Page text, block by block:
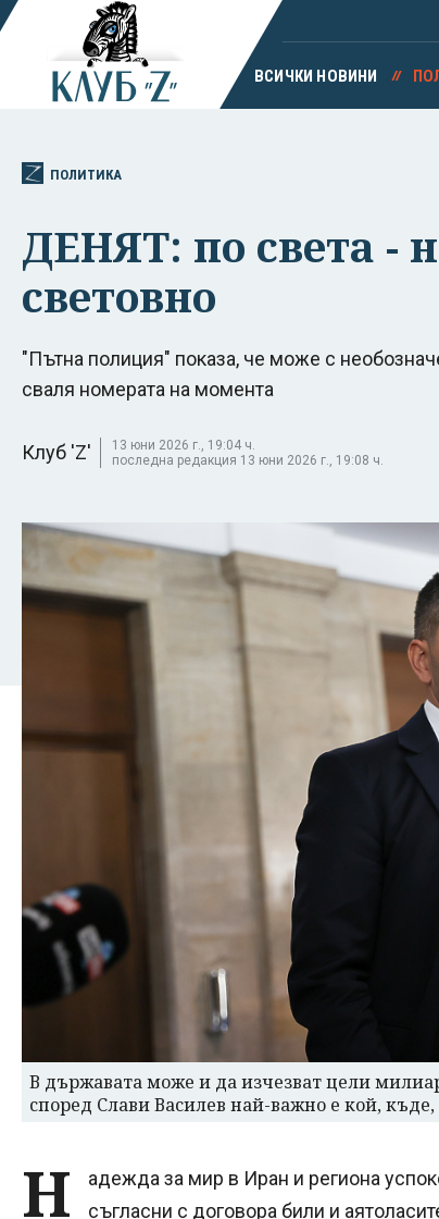
ВСИЧКИ НОВИНИ
ПОЛИТИКА
ДЕНЯТ: по света -
световно
"Пътна полиция" показа, че може с
сваля номерата на момента
Клуб 'Z'
13 юни 2026 г., 19:04 ч.
последна редакция 13 юни 2026 г., 19:08 ч.
В държавата може и да изчезват цели
според Слави Василев най-важно е кой,
Н
адежда за мир в Иран и региона
съгласни с договора били и